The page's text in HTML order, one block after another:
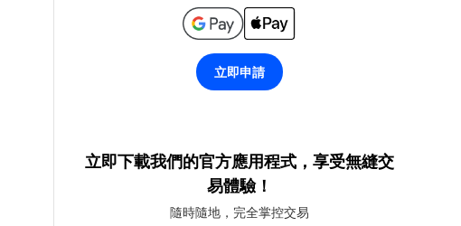
立即申請
立即下載我們的官方應用程式，享受無縫交
易體驗！
隨時隨地，完全掌控交易